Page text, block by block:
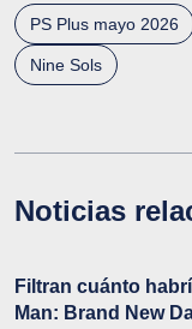
PS Plus mayo 2026
Nine Sols
Noticias
Filtran cuánto
Man: Brand New